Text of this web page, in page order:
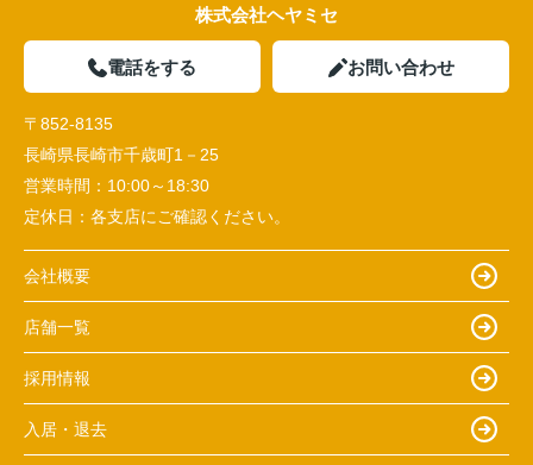
株式会社ヘヤミセ
電話をする お問い合わせ
〒852-8135
長崎県長崎市千歳町1－25
営業時間： 10:00～18:30
定休日： 各支店にご確認ください。
会社概要
店舗一覧
採用情報
入居・退去